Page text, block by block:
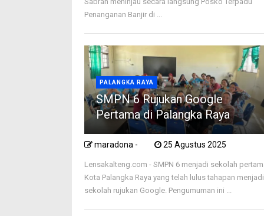
Penanganan Banjir di ...
PALANGKA RAYA
SMPN 6 Rujukan Google
Pertama di Palangka Raya
maradona - 25 Agustus 2025
Lensakalteng.com - SMPN 6 menjadi sekolah
Kota Palangka Raya yang telah lulus tahapan menjadi
sekolah rujukan Google. Pengumuman ini ...